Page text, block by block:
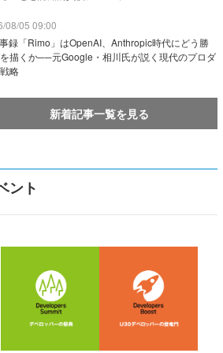
08/05 09:00
録「Rimo」はOpenAI、Anthropic時代にどう勝
描くか──元Google・相川氏が説く現代のプロダ
略
新着記事一覧を見る
ント